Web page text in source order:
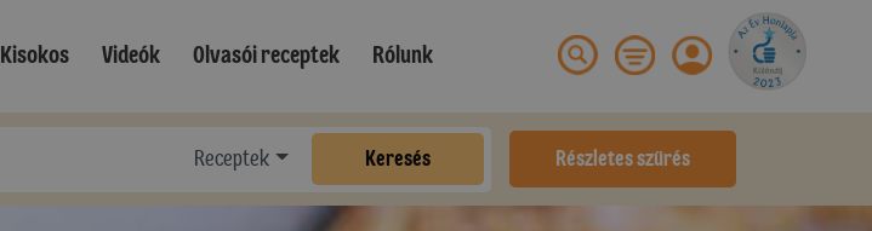
Kisokos Videók Olvasói receptek Rólunk
Receptek Keresés Részletes szűrés